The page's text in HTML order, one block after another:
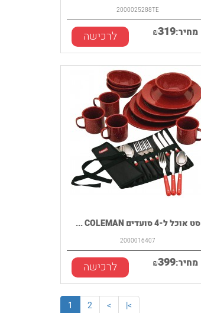
2000025288TE
מחיר: ₪319 לרכישה
סט אוכל ל-4 סועדים COLEMAN ...
2000016407
מחיר: ₪399 לרכישה
1 2 > >|